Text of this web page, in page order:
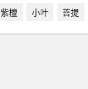
紫檀
小叶 菩提